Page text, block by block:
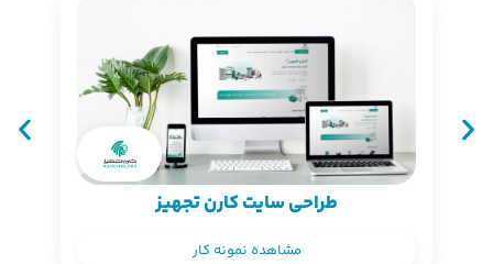
طراحی سایت کارن تجهیز
مشاهده نمونه کار